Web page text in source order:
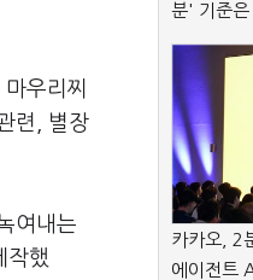
우리찌
련
별장
여내는
작했
분' 기준은
카카오, 2
에이전트